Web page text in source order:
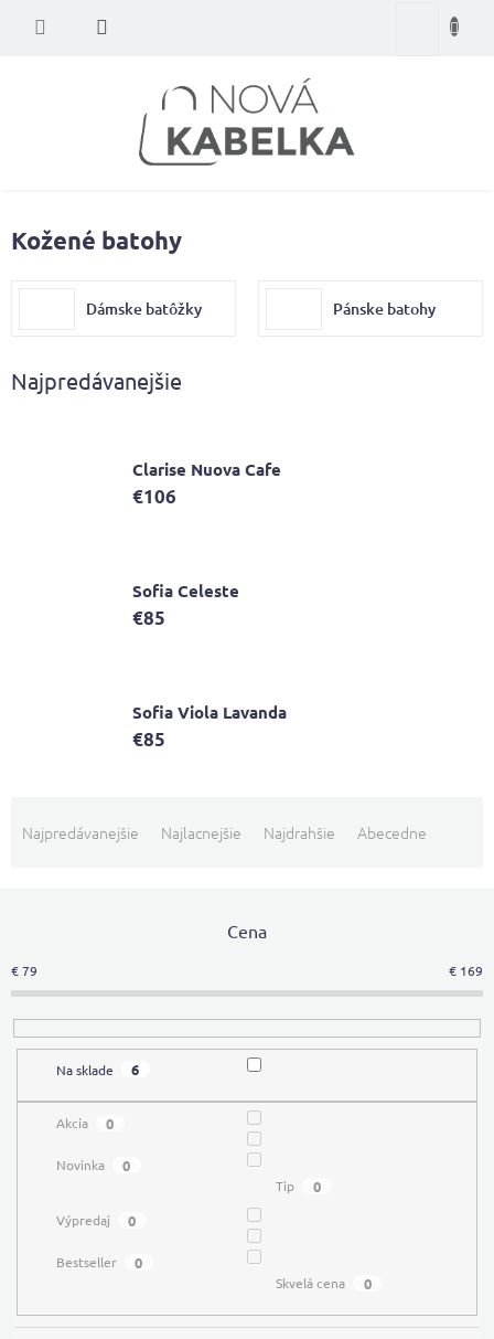
Nákupný
Kožené batohy
Dámske batôžky Pánske batohy
Najpredávanejšie
Clarise Nuova Cafe
€106
Sofia Celeste
€85
Sofia Viola Lavanda
€85
p
r
o
d
k
Najpredávanejšie Najlacnejšie Najdrahšie Abecedne
Cena
€79 € 169
Na sklade 6
Akcia 0
Novinka 0
Tip 0
Výpredaj 0
Bestseller 0
Skvelá cena 0